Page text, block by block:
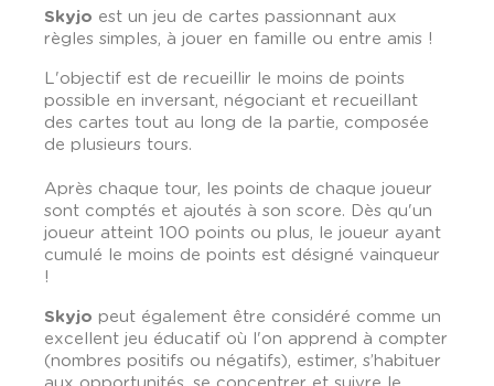
Skyjo est un jeu de cartes passionnant aux
règles simples, à jouer en famille ou entre amis !
L'objectif est de recueillir le moins de points
possible en inversant, négociant et recueillant
des cartes tout au long de la partie, composée
de plusieurs tours.
Après chaque tour, les points de chaque joueur
sont comptés et ajoutés à son score. Dès qu'un
joueur atteint 100 points ou plus, le joueur ayant
cumulé le moins de points est désigné vainqueur
!
Skyjo peut également être considéré comme un
excellent jeu éducatif où l'on apprend à compter
(nombres positifs ou négatifs), estimer, s’habituer